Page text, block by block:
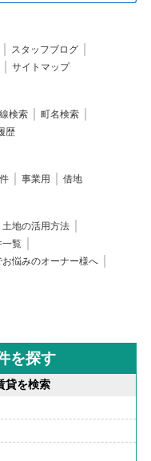
スタッフブログ
サイトマップ
検索
町名検索
歴
事業用 借地
土地の活用方法
一覧
悩みのオーナー様へ
を探す
貸を検索